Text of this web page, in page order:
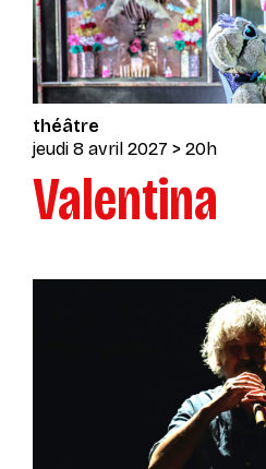
théâtre
jeudi 8 avril 2027 > 20h
Valentina